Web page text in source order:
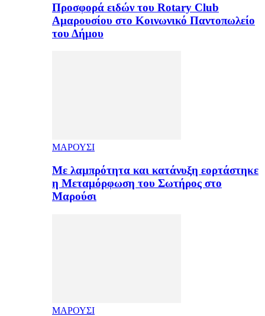
Προσφορά ειδών του Rotary Club
Αμαρουσίου στο Κοινωνικό Παντοπωλείο
του Δήμου
ΜΑΡΟΥΣΙ
Με λαμπρότητα και κατάνυξη εορτάστηκε
η Μεταμόρφωση του Σωτήρος στο
Μαρούσι
ΜΑΡΟΥΣΙ